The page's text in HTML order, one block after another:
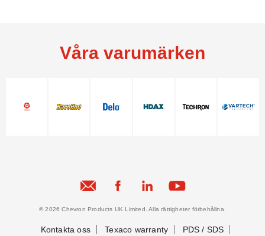
Våra varumärken
© 2026 Chevron Products UK Limited. Alla rättigheter förbehållna.
Kontakta oss Texaco warranty PDS / SDS